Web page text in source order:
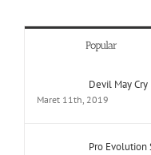
Popular
Devil May
Maret 11th, 2019
Pro Evolution